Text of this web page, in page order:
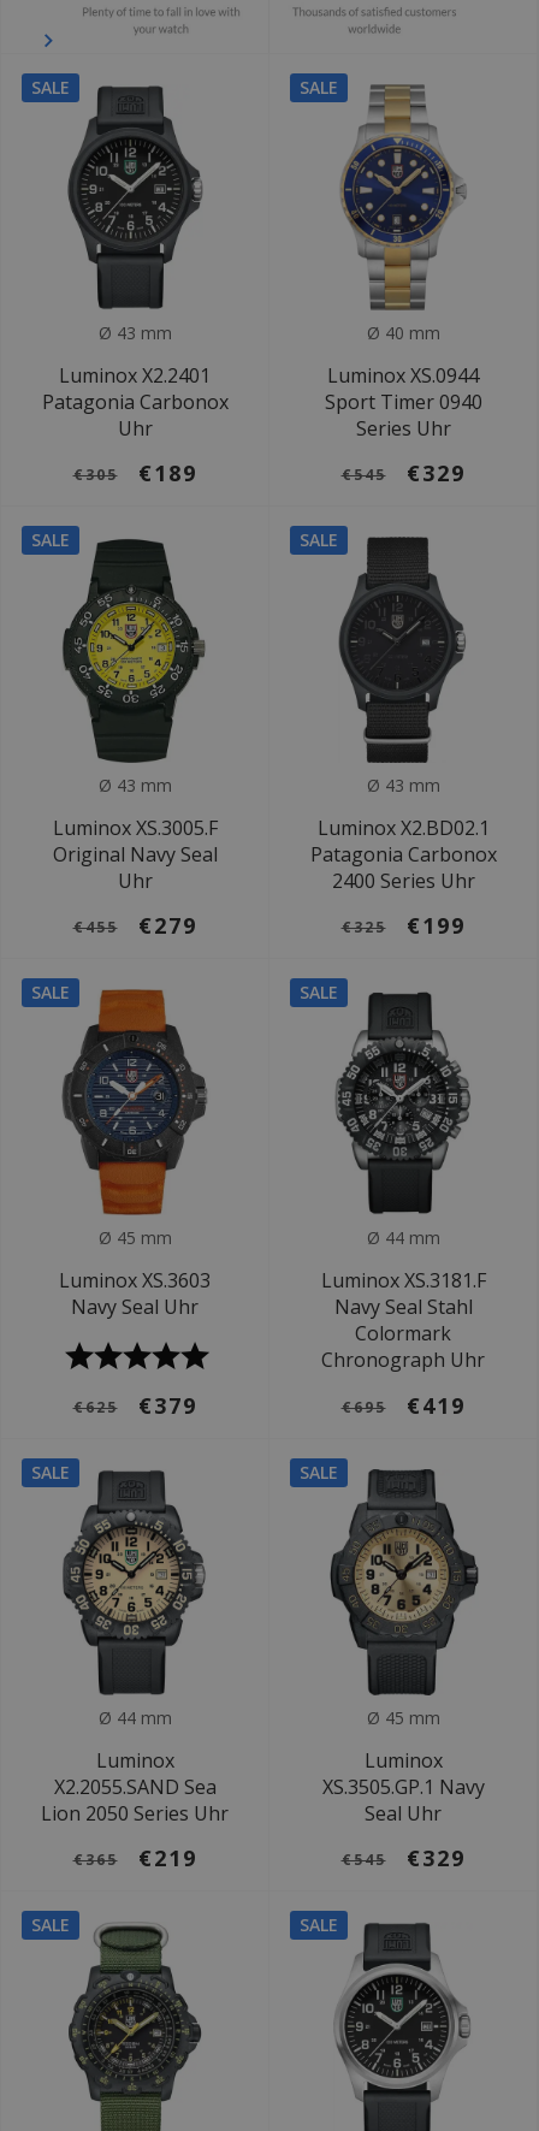
SALE
Ø 43 mm
Luminox X2.2401
Patagonia Carbonox
Uhr
€305 €189
SALE
Ø 40 mm
Luminox XS.0944
Sport Timer 0940
Series Uhr
€545 €329
SALE
Ø 43 mm
Luminox XS.3005.F
Original Navy Seal
Uhr
€455 €279
SALE
Ø 43 mm
Luminox X2.BD02.1
Patagonia Carbonox
2400 Series Uhr
€325 €199
SALE
Ø 45 mm
Luminox XS.3603
Navy Seal Uhr
€625 €379
SALE
Ø 44 mm
Luminox XS.3181.F
Navy Seal Stahl
Colormark
Chronograph Uhr
€695 €419
SALE
Ø 44 mm
Luminox
X2.2055.SAND Sea
Lion 2050 Series Uhr
€365 €219
SALE
Ø 45 mm
Luminox
XS.3505.GP.1 Navy
Seal Uhr
€545 €329
SALE SALE